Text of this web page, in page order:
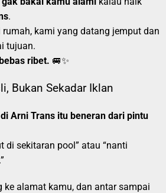
.
kami yang datang jemput dan
tujuan.
ribet. 🚐✨
Bukan Sekadar Iklan
Arni Trans itu beneran dari pintu
di sekitaran pool” atau “nanti
ke alamat kamu, dan antar sampai